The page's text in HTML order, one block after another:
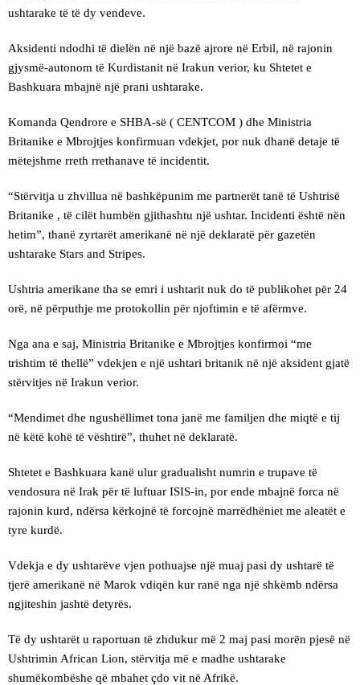
ushtarake të të dy vendeve.
Aksidenti ndodhi të dielën në një bazë ajrore në Erbil, në rajonin
gjysmë-autonom të Kurdistanit në Irakun verior, ku Shtetet e
Bashkuara mbajnë një prani ushtarake.
Komanda Qendrore e SHBA-së ( CENTCOM ) dhe Ministria
Britanike e Mbrojtjes konfirmuan vdekjet, por nuk dhanë detaje të
mëtejshme rreth rrethanave të incidentit.
“Stërvitja u zhvillua në bashkëpunim me partnerët tanë të Ushtrisë
Britanike , të cilët humbën gjithashtu një ushtar. Incidenti është nën
hetim”, thanë zyrtarët amerikanë në një deklaratë për gazetën
ushtarake Stars and Stripes.
Ushtria amerikane tha se emri i ushtarit nuk do të publikohet për 24
orë, në përputhje me protokollin për njoftimin e të afërmve.
Nga ana e saj, Ministria Britanike e Mbrojtjes konfirmoi “me
trishtim të thellë” vdekjen e një ushtari britanik në një aksident gjatë
stërvitjes në Irakun verior.
“Mendimet dhe ngushëllimet tona janë me familjen dhe miqtë e tij
në këtë kohë të vështirë”, thuhet në deklaratë.
Shtetet e Bashkuara kanë ulur gradualisht numrin e trupave të
vendosura në Irak për të luftuar ISIS-in, por ende mbajnë forca në
rajonin kurd, ndërsa kërkojnë të forcojnë marrëdhëniet me aleatët e
tyre kurdë.
Vdekja e dy ushtarëve vjen pothuajse një muaj pasi dy ushtarë të
tjerë amerikanë në Marok vdiqën kur ranë nga një shkëmb ndërsa
ngjiteshin jashtë detyrës.
Të dy ushtarët u raportuan të zhdukur më 2 maj pasi morën pjesë në
Ushtrimin African Lion, stërvitja më e madhe ushtarake
shumëkombëshe që mbahet çdo vit në Afrikë.